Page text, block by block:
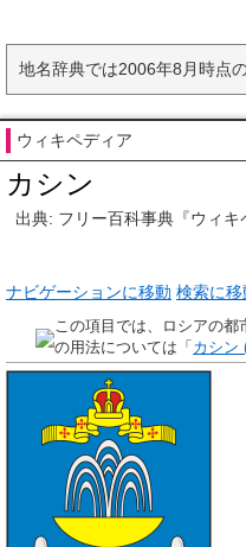
地名辞典では2006年8月時点
ウィキペディア
カシン
出典: フリー百科事典『ウィ
ナビゲーションに移動 検索に移
この項目では、ロシアの
の用法については「 カシン